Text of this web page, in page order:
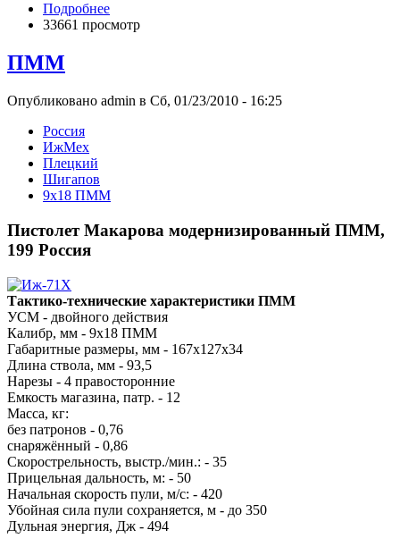
Подробнее
33661 просмотр
ПММ
Опубликовано admin в Сб, 01/23/2010 - 16:25
Росcия
ИжМех
Плецкий
Шигапов
9x18 ПММ
Пистолет Макарова модернизированный ПММ,
199 Россия
Тактико-технические характеристики ПММ
УСМ - двойного действия
Калибр, мм - 9x18 ПММ
Габаритные размеры, мм - 167х127х34
Длина ствола, мм - 93,5
Нарезы - 4 правосторонние
Емкость магазина, патр. - 12
Масса, кг:
без патронов - 0,76
снаряжённый - 0,86
Скорострельность, выстр./мин.: - 35
Прицельная дальность, м: - 50
Начальная скорость пули, м/с: - 420
Убойная сила пули сохраняется, м - до 350
Дульная энергия, Дж - 494